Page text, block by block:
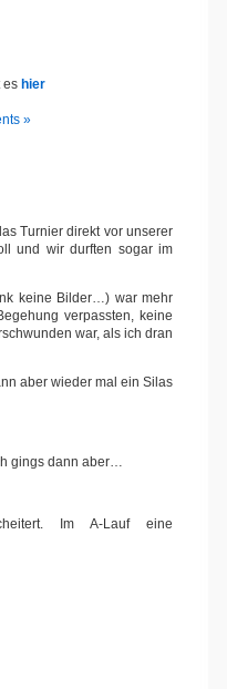
es hier
»
Turnier direkt vor unserer
und wir durften sogar im
keine Bilder…) war mehr
verpassten, keine
war, als ich dran
aber wieder mal ein Silas
gings dann aber…
Im A-Lauf eine